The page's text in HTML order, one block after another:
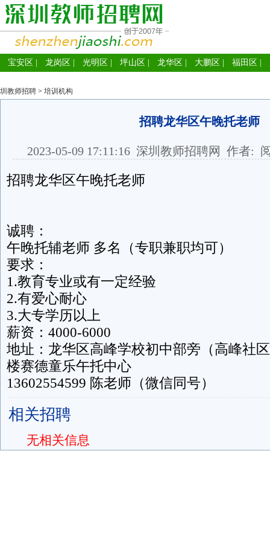
宝安区 龙岗区 光明区 坪山区 龙华区 大鹏区 福田区
圳教师招聘 > 培训机构
招聘龙华区午晚托老师
2023-05-09 17:11:16 深圳教师招聘网 作者:
招聘龙华区午晚托老师
诚聘：
午晚托辅老师 多名（专职兼职均可）
要求：
1.教育专业或有一定经验
2.有爱心耐心
3.大专学历以上
薪资：4000-6000
地址：龙华区高峰学校初中部旁（高峰社
楼赛德童乐午托中心
13602554599 陈老师（微信同号）
相关招聘
无相关信息